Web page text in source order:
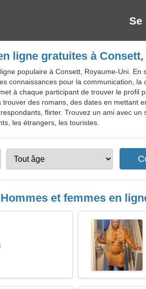
Se
ligne gratuites à
populaire à Consett, Royaume-Uni. En
connaissances pour la communication,
à chaque participant de trouver le profil
des romans, des dates en mettant
flirter. Trouvez un ami avec
les étrangers, les touristes.
Hommes et femmes en